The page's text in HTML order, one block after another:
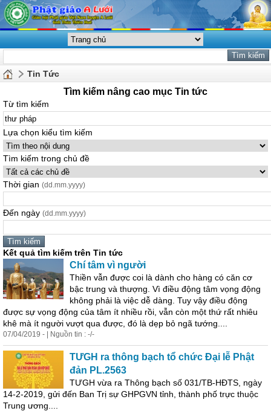
Tin Tức
Tìm kiếm nâng cao mục Tin tức
Từ tìm kiếm
Lựa chọn kiểu tìm kiếm
Tìm kiếm trong chủ đề
Thời gian (dd.mm.yyyy)
Đến ngày (dd.mm.yyyy)
Kết quả tìm kiếm trên Tin tức
Chí tâm vì người
Thiền vẫn được coi là dành cho hàng có căn cơ
bậc trung và thượng. Vì điều động tâm vọng động
không phải là việc dễ dàng. Tuy vậy điều động
được sự vọng động của tâm ít nhiều rồi, vẫn còn một thứ rất nhiêu
khê mà ít người vượt qua được, đó là dẹp bỏ ngã tướng....
07/04/2019 - | Nguồn tin : -/-
TƯGH ra thông bạch tổ chức Đại lễ Phật
đản PL.2563
TƯGH vừa ra Thông bạch số 031/TB-HĐTS, ngày
14-2-2019, gửi đến Ban Trị sự GHPGVN tỉnh, thành phố trực thuộc
Trung ương....